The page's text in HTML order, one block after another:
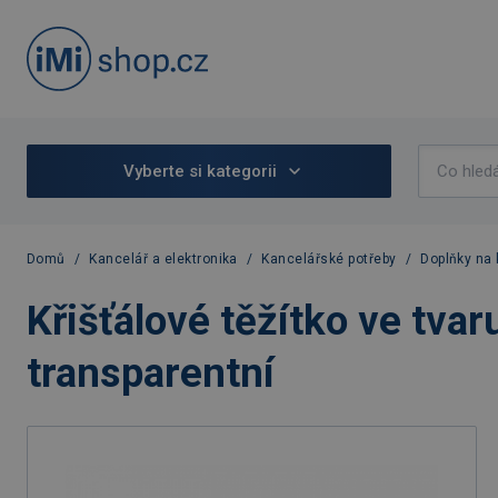
Vyberte si kategorii
Domů / Kancelář a elektronika / Kancelářské potřeby / Doplňky
Křišťálové těžítko ve
transparentní